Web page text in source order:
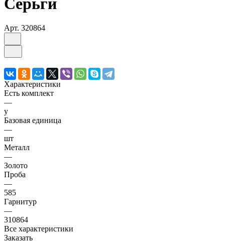
Арт. 320864
Характеристики
Есть комплект
—
y
Базовая единица
—
шт
Металл
—
Золото
Проба
—
585
Гарнитур
—
310864
Все характеристики
Заказать